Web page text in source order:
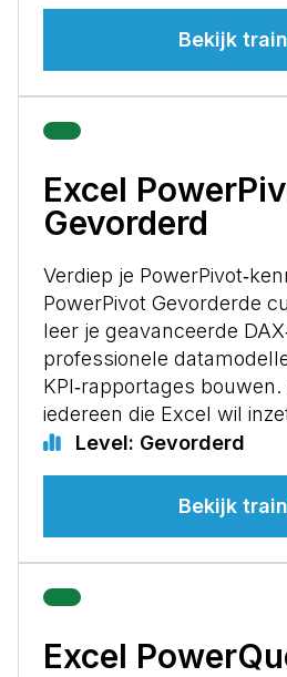
Bekijk
Excel
Gevorderd
Verdiep je
PowerPivot Gevorderde
leer je geavanceerde
professionele
KPI‑rapportages
iedereen die Excel wil
Level: Gevorderd
Bekijk
Excel